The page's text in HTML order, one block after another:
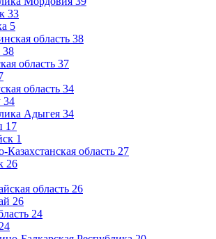
33
5
область 38
38
область 37
область 34
34
Адыгея 34
17
1
Казахстанская область 27
26
область 26
26
24
24